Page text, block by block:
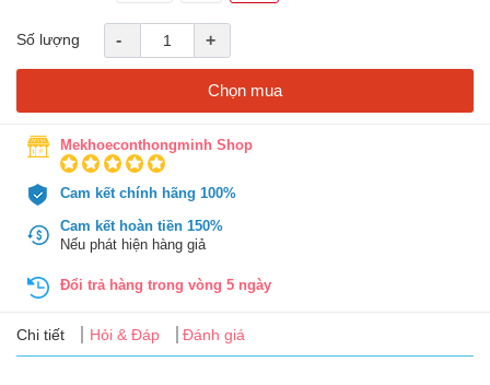
Dành
Đồ
dùng
trong
nhà
tức
FAQ
Số lượng - +
Chọn mua
Mekhoeconthongminh Shop
Cam kết chính hãng 100%
Cam kết hoàn tiền 150%
Nếu phát hiện hàng giả
Đổi trả hàng trong vòng 5 ngày
Chi tiết Hỏi & Đáp Đánh giá